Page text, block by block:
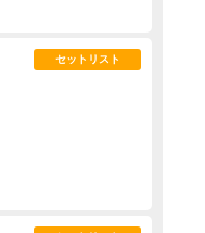
セットリスト